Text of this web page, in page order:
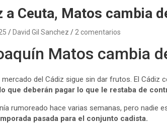
a Ceuta, Matos cambia
David Gil Sanchez 2 comentarios
Matos cambia
del Cádiz sigue sin dar frutos. El
que deberán pagar lo que le restaba de
rumoreado hace varias semanas, pero nadie
pasada para el conjunto cadista.